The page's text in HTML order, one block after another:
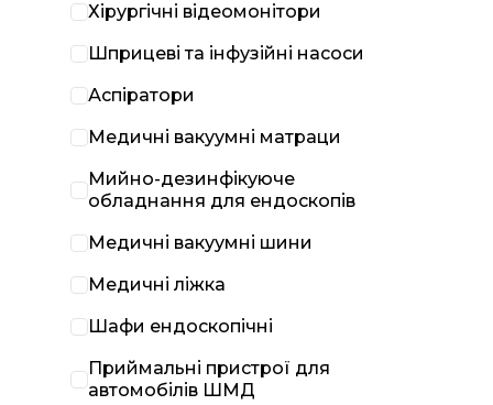
Хірургічні відеомонітори
Шприцеві та інфузійні насоси
Аспіратори
Медичні вакуумні матраци
Мийно-дезинфікуюче
обладнання для ендоскопів
Медичні вакуумні шини
Медичні ліжка
Шафи ендоскопічні
Приймальні пристрої для
автомобілів ШМД